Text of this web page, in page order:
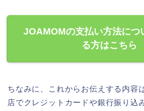
JOAMOMの支払い方法につ
る方はこちら
ちなみに、これからお伝えする内容
店でクレジットカードや銀行振り込